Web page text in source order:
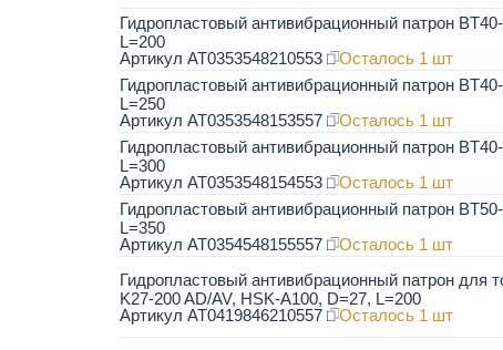
Гидропластовый антивибрационный патрон
L=200
АртикулAT0353548210553 Осталось 1 шт
Гидропластовый антивибрационный патрон
L=250
АртикулAT0353548153557 Осталось 1 шт
Гидропластовый антивибрационный патрон
L=300
АртикулAT0353548154553 Осталось 1 шт
Гидропластовый антивибрационный патрон
L=350
АртикулAT0354548155557 Осталось 1 шт
Гидропластовый антивибрационный патрон для
K27-200 AD/AV, HSK-A100, D=27, L=200
АртикулAT0419846210557 Осталось 1 шт